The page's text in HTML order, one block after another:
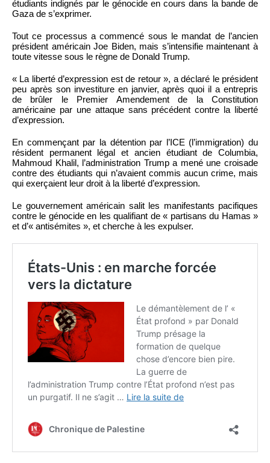
étudiants indignés par le génocide en cours dans la bande de
Gaza de s’exprimer.
Tout ce processus a commencé sous le mandat de l’ancien
président américain Joe Biden, mais s’intensifie maintenant à
toute vitesse sous le règne de Donald Trump.
« La liberté d’expression est de retour », a déclaré le président
peu après son investiture en janvier, après quoi il a entrepris
de brûler le Premier Amendement de la Constitution
américaine par une attaque sans précédent contre la liberté
d’expression.
En commençant par la détention par l’ICE (l’immigration) du
résident permanent légal et ancien étudiant de Columbia,
Mahmoud Khalil, l’administration Trump a mené une croisade
contre des étudiants qui n’avaient commis aucun crime, mais
qui exerçaient leur droit à la liberté d’expression.
Le gouvernement américain salit les manifestants pacifiques
contre le génocide en les qualifiant de « partisans du Hamas »
et d’« antisémites », et cherche à les expulser.